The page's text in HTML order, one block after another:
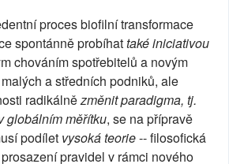
proces biofilní transformace
spontánně probíhattaké iniciativou
chováním spotřebitelů a novým
a středních podniků, ale
radikálnězměnit paradigma, tj.
globálním měřítku, se na přípravě
podílet vysoká teorie-- filosofická
pravidel v rámci nového